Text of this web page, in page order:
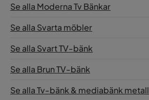
Se alla Moderna Tv Bänkar
Se alla Svarta möbler
Se alla Svart TV-bänk
Se alla Brun TV-bänk
Se alla Tv-bänk & mediabänk metall